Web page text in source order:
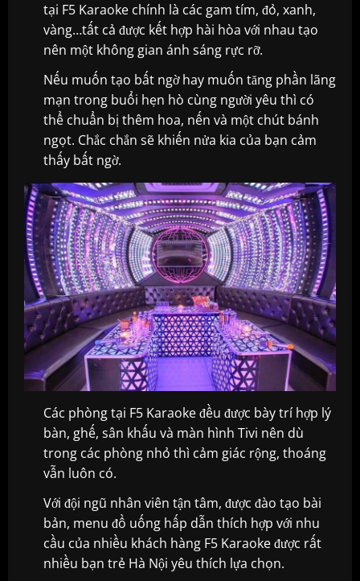
tại F5 Karaoke chính là các gam tím, đỏ, xanh,
vàng…tất cả được kết hợp hài hòa với nhau tạo
nên một không gian ánh sáng rực rỡ.
Nếu muốn tạo bất ngờ hay muốn tăng phần lãng
mạn trong buổi hẹn hò cùng người yêu thì có
thể chuẩn bị thêm hoa, nến và một chút bánh
ngọt. Chắc chắn sẽ khiến nửa kia của bạn cảm
thấy bất ngờ.
Các phòng tại F5 Karaoke đều được bày trí hợp lý
bàn, ghế, sân khấu và màn hình Tivi nên dù
trong các phòng nhỏ thì cảm giác rộng, thoáng
vẫn luôn có.
Với đội ngũ nhân viên tận tâm, được đào tạo bài
bản, menu đồ uống hấp dẫn thích hợp với nhu
cầu của nhiều khách hàng F5 Karaoke được rất
nhiều bạn trẻ Hà Nội yêu thích lựa chọn.